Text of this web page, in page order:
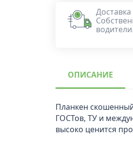
Доставка
водители.
ОПИСАНИЕ
Планкен
ГОСТов, ТУ и
высоко ценится